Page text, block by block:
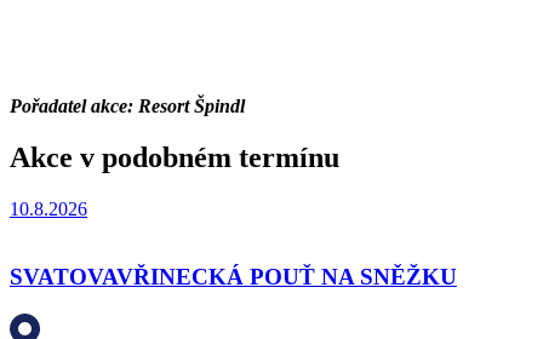
Pořadatel akce: Resort Špindl
Akce v podobném termínu
10.8.2026
SVATOVAVŘINECKÁ POUŤ NA SNĚŽKU